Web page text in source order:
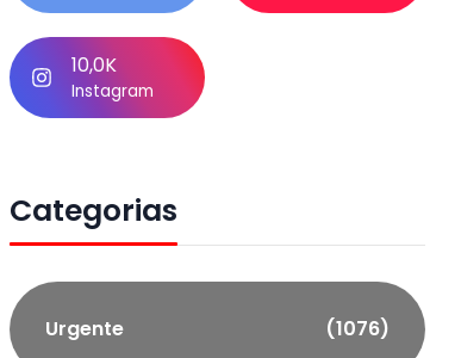
10,0K
Instagram
Categorias
Urgente (1076)